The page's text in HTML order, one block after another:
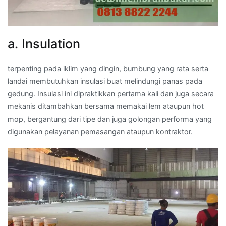
a. Insulation
terpenting pada iklim yang dingin, bumbung yang rata serta
landai membutuhkan insulasi buat melindungi panas pada
gedung. Insulasi ini dipraktikkan pertama kali dan juga secara
mekanis ditambahkan bersama memakai lem ataupun hot
mop, bergantung dari tipe dan juga golongan performa yang
digunakan pelayanan pemasangan ataupun kontraktor.